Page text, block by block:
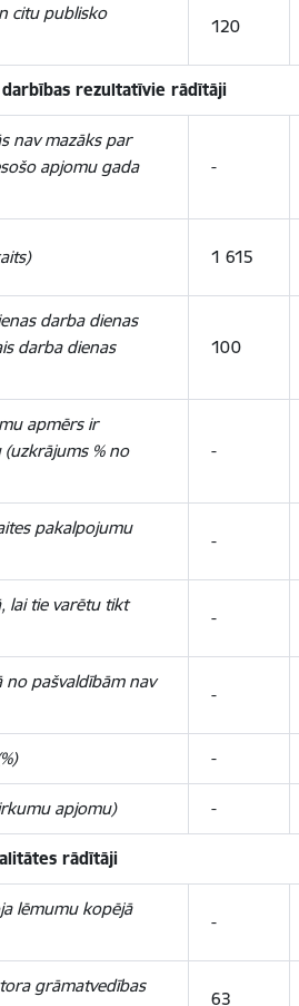
citu publisko
120
rezultatīvie rādītāji
nav mazāks par
apjomu gada
-
1 615
darba dienas
darba dienas
100
apmērs ir
% no
-
pakalpojumu
-
lai tie varētu tikt
-
pašvaldībām nav
-
-
apjomu) -
rādītāji
lēmumu kopējā
-
grāmatvedības
63